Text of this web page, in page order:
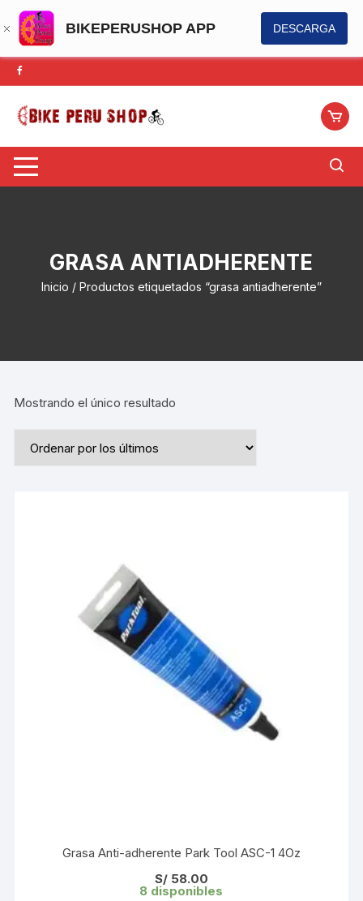
BIKEPERUSHOP APP DESCARGA
Saltar
al
contenido
GRASA ANTIADHERENTE
Inicio / Productos etiquetados “grasa antiadherente”
Mostrando el único resultado
Grasa Anti-adherente Park Tool ASC-1 4Oz
S/58.00
8 disponibles